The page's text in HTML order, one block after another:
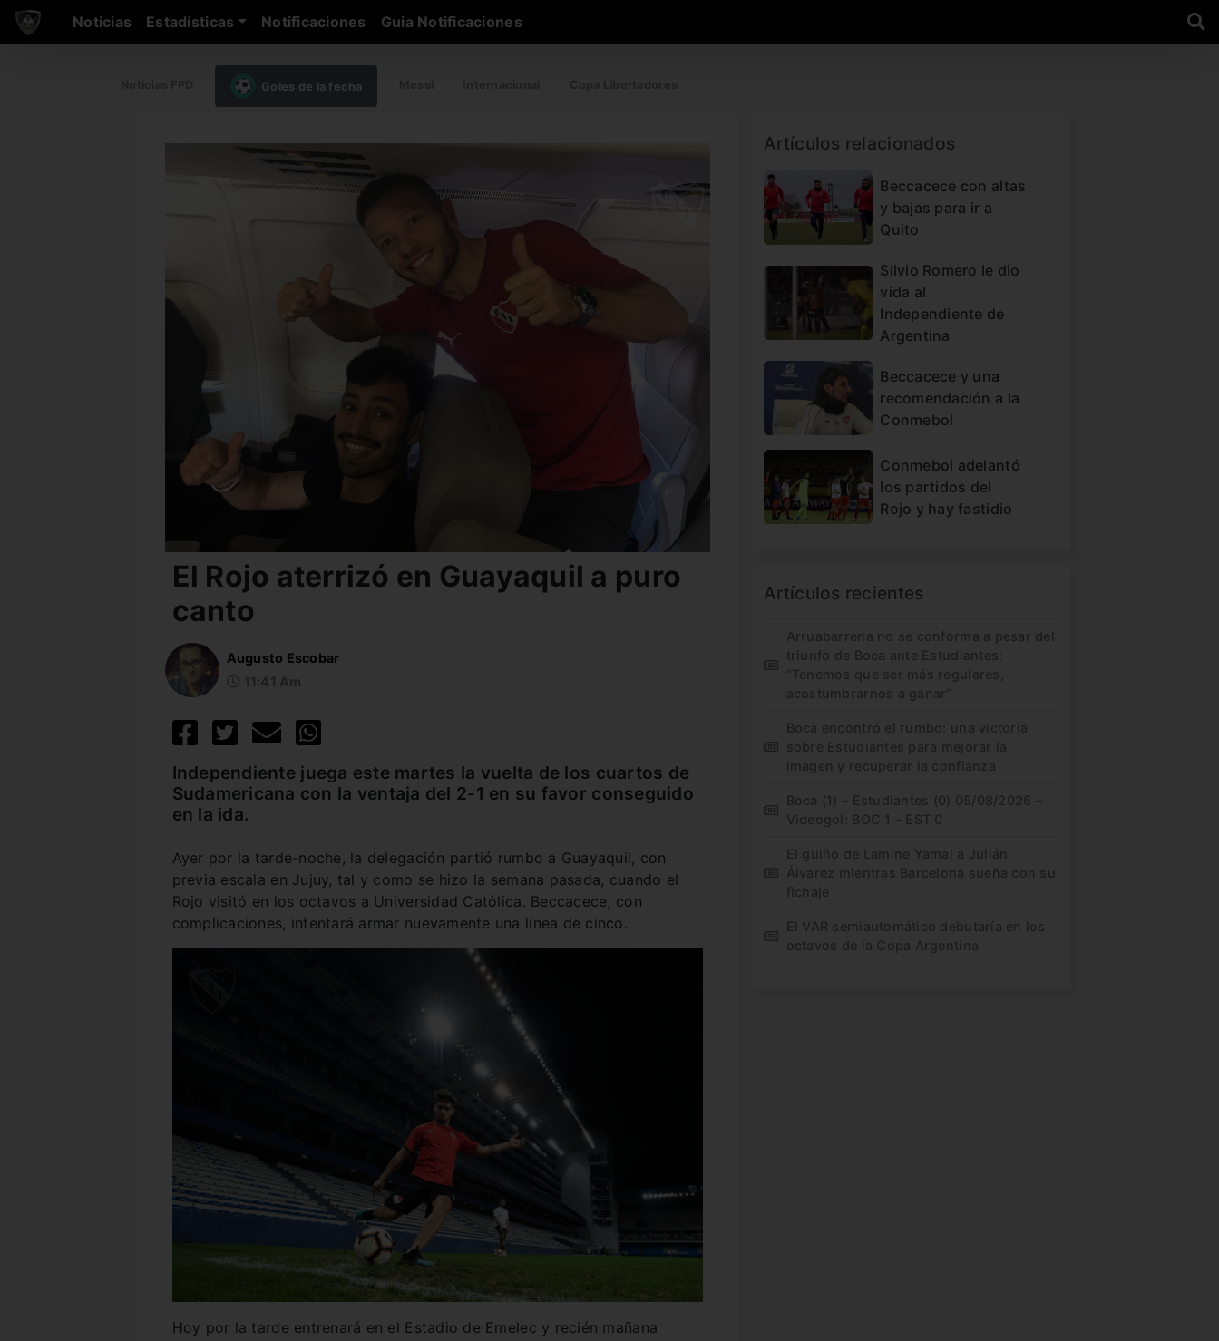
Noticias Estadísticas Notificaciones Guia Notificaciones
Goles de la fecha
El Rojo aterrizó en Guayaquil a puro
canto
Augusto Escobar
Independiente juega este martes la vuelta de los cuartos de
Sudamericana con la ventaja del 2-1 en su favor conseguido
en la ida.
Ayer por la tarde-noche, la delegación partió rumbo a Guayaquil, con
previa escala en Jujuy, tal y como se hizo la semana pasada, cuando el
Rojo visitó en los octavos a Universidad Católica. Beccacece, con
complicaciones, intentará armar nuevamente una línea de cinco.
Hoy por la tarde entrenará en el Estadio de Emelec y recién mañana
Artículos relacionados
Beccacece con altas
y bajas para ir a
Quito
Silvio Romero le dio
vida al
Independiente de
Argentina
Beccacece y una
recomendación a la
Conmebol
Conmebol adelantó
los partidos del
Rojo y hay fastidio
Artículos recientes
Arruabarrena no se conforma a pesar del
triunfo de Boca ante Estudiantes:
“Tenemos que ser más regulares,
acostumbrarnos a ganar”
Boca encontró el rumbo: una victoria
sobre Estudiantes para mejorar la
imagen y recuperar la confianza
Boca (1) – Estudiantes (0) 05/08/2026 –
Videogol: BOC 1 – EST 0
El guiño de Lamine Yamal a Julián
Álvarez mientras Barcelona sueña con su
fichaje
El VAR semiautomático debutaría en los
octavos de la Copa Argentina